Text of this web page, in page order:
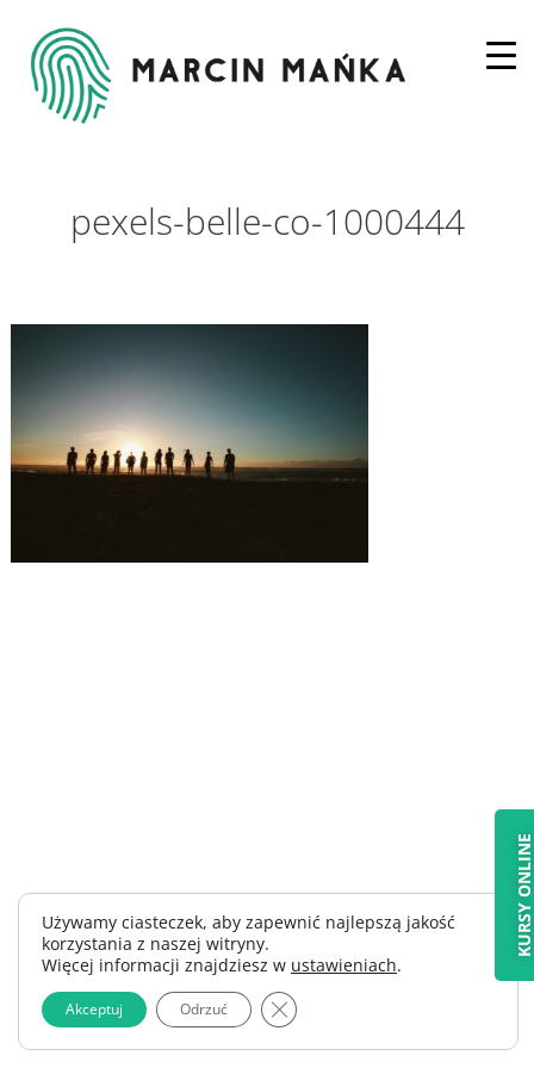
pexels-belle-co-1000444
Używamy ciasteczek, aby zapewnić najlepszą jakość
korzystania z naszej witryny.
Więcej informacji znajdziesz w ustawieniach.
Akceptuj Odrzuć Zamknij panel powiadomień o
KURSY ONLINE